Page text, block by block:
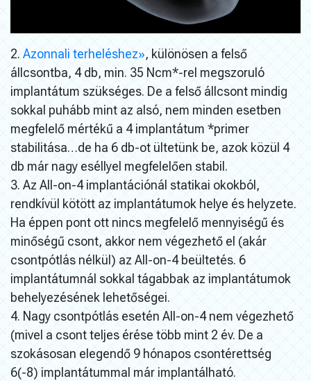
2. Azonnali terheléshez», különösen a felső
állcsontba, 4 db, min. 35 Ncm*-rel megszoruló
implantátum szükséges. De a felső állcsont mindig
sokkal puhább mint az alsó, nem minden esetben
megfelelő mértékű a 4 implantátum *primer
stabilitása…de ha 6 db-ot ültetünk be, azok közül 4
db már nagy eséllyel megfelelően stabil.
3. Az All-on-4 implantációnál statikai okokból,
rendkívül kötött az implantátumok helye és helyzete.
Ha éppen pont ott nincs megfelelő mennyiségű és
minőségű csont, akkor nem végezhető el (akár
csontpótlás nélkül) az All-on-4 beültetés. 6
implantátumnál sokkal tágabbak az implantátumok
behelyezésének lehetőségei.
4. Nagy csontpótlás esetén All-on-4 nem végezhető
(mivel a csont teljes érése több mint 2 év. De a
szokásosan elegendő 9 hónapos csontérettség
6(-8) implantátummal már implantálható.